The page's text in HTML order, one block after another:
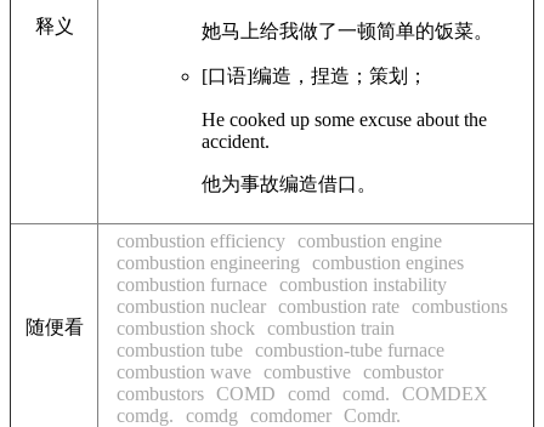
释义 她马上给我做了一顿简单的饭菜。
[口语]编造，捏造；策划；
He cooked up some excuse about the
accident.
他为事故编造借口。
随便看
combustion efficiency combustion engine
combustion engineering
combustion engines
combustion furnace combustion instability
combustion nuclear combustion rate combustions
combustion shock
combustion train
combustion tube combustion-tube furnace
combustion wave combustive combustor
combustors COMD comd comd.
COMDEX
comdg.
comdg comdomer Comdr.